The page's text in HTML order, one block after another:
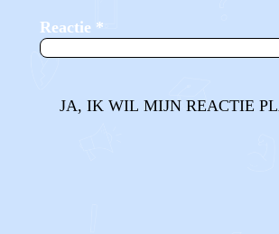
Reactie *
JA, IK WIL MIJN REACTIE